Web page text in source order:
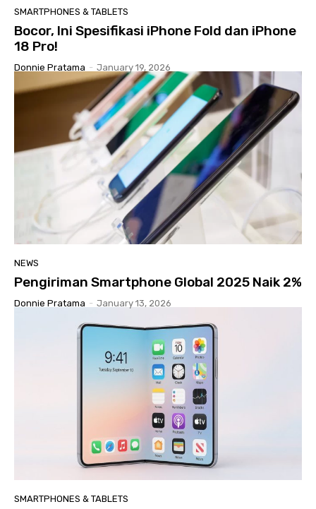
SMARTPHONES & TABLETS
Bocor, Ini Spesifikasi iPhone Fold dan iPhone
18 Pro!
Donnie Pratama - January 19, 2026
NEWS
Pengiriman Smartphone Global 2025 Naik 2%
Donnie Pratama - January 13, 2026
SMARTPHONES & TABLETS